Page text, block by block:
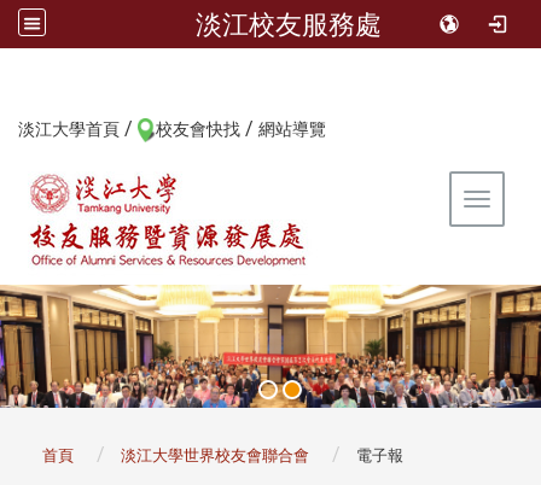
淡江校友服務處
淡江大學首頁 / 校友會快找 / 網站導覽
Toggle
首頁 淡江大學世界校友會聯合會 電子報